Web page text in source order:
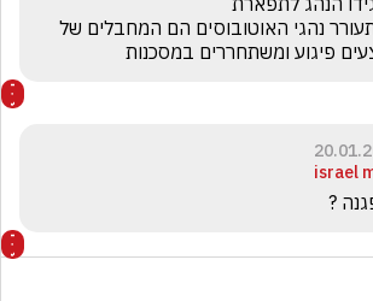
פיגוע ומשתחררים במסכנות
israel
?